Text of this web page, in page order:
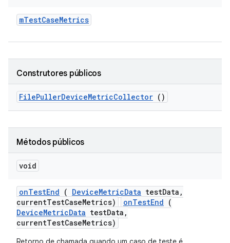
mTestCaseMetrics
Construtores públicos
FilePullerDeviceMetricCollector ()
Métodos públicos
void
onTestEnd ( DeviceMetricData testData ,
currentTestCaseMetrics) onTestEnd (
DeviceMetricData testData,
currentTestCaseMetrics)